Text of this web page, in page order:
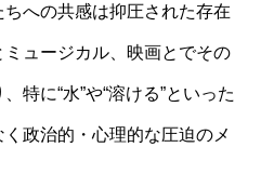
への共感は抑圧された存在
ュージカル、映画とでその
特に“水”や“溶ける”といった
政治的・心理的な圧迫のメ